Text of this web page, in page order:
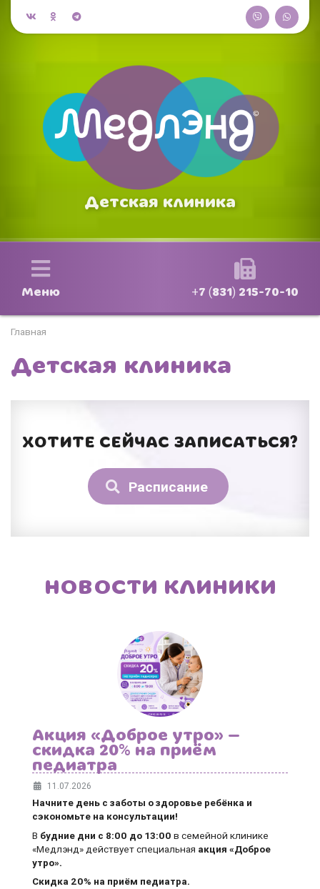
Детская клиника
Меню +7 (831) 215-70-10
Главная
Детская клиника
ХОТИТЕ СЕЙЧАС ЗАПИСАТЬСЯ?
Расписание
НОВОСТИ КЛИНИКИ
Акция «Доброе утро» —
скидка 20% на приём
педиатра
11.07.2026
Начните день с заботы о здоровье ребёнка и
сэкономьте на консультации!
В будние дни с 8:00 до 13:00 в семейной клинике
«Медлэнд» действует специальная акция «Доброе
утро».
Скидка 20% на приём педиатра.